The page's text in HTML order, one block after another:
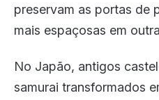
preservam as portas de
mais espaçosas em
No Japão, antigos
samurai transformados